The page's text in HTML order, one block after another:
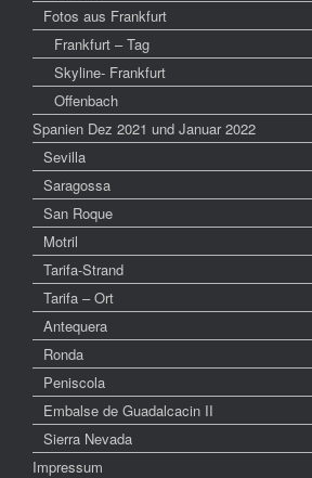
Fotos aus Frankfurt
Frankfurt – Tag
Skyline- Frankfurt
Offenbach
Spanien Dez 2021 und Januar 2022
Sevilla
Saragossa
San Roque
Motril
Tarifa-Strand
Tarifa – Ort
Antequera
Ronda
Peniscola
Embalse de Guadalcacin II
Sierra Nevada
Impressum